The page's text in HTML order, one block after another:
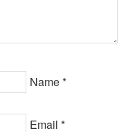
Name*
Email *